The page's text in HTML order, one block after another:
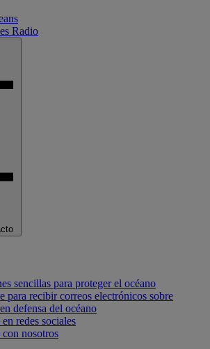
Radio
sencillas para proteger el océano
para recibir correos electrónicos sobre
defensa del océano
redes sociales
nosotros